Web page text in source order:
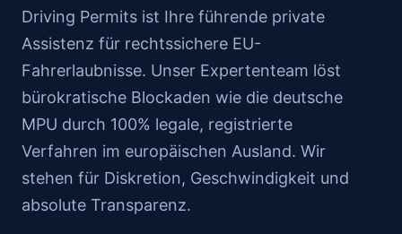
Driving Permits ist Ihre führende private
Assistenz für rechtssichere EU-
Fahrerlaubnisse. Unser Expertenteam löst
bürokratische Blockaden wie die deutsche
MPU durch 100% legale, registrierte
Verfahren im europäischen Ausland. Wir
stehen für Diskretion, Geschwindigkeit und
absolute Transparenz.